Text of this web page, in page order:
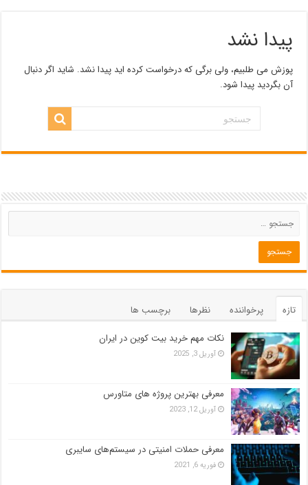
پیدا نشد
پوزش می طلبیم، ولی برگی که درخواست کرده اید پیدا نشد. شاید اگر دنبال
آن بگردید پیدا شود.
تازه پرخواننده نظرها
برچسب ها
نکات مهم خرید بیت کوین در ایران
آوریل 3, 2025
معرفی بهترین پروژه های متاورس
آوریل 12, 2023
معرفی حملات امنیتی در سیستم‌های سایبری
فوریه 6, 2021